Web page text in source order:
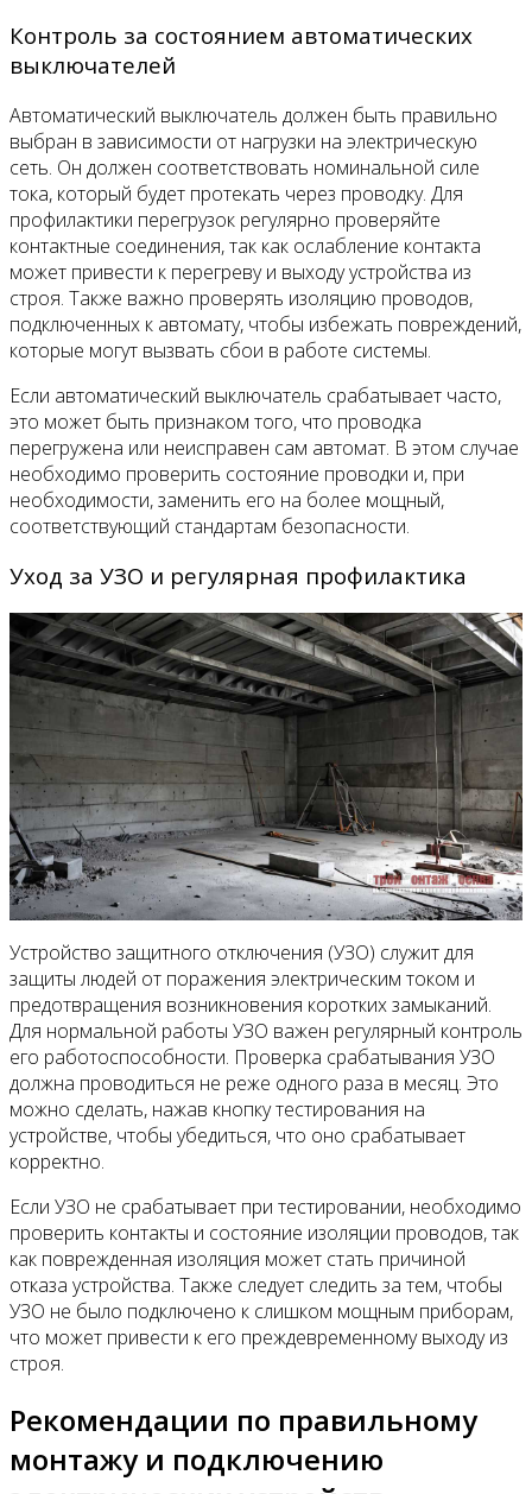
Контроль за состоянием автоматических
выключателей
Автоматический выключатель должен быть правильно
выбран в зависимости от нагрузки на электрическую
сеть. Он должен соответствовать номинальной силе
тока, который будет протекать через проводку. Для
профилактики перегрузок регулярно проверяйте
контактные соединения, так как ослабление контакта
может привести к перегреву и выходу устройства из
строя. Также важно проверять изоляцию проводов,
подключенных к автомату, чтобы избежать повреждений,
которые могут вызвать сбои в работе системы.
Если автоматический выключатель срабатывает часто,
это может быть признаком того, что проводка
перегружена или неисправен сам автомат. В этом случае
необходимо проверить состояние проводки и, при
необходимости, заменить его на более мощный,
соответствующий стандартам безопасности.
Уход за УЗО и регулярная профилактика
Устройство защитного отключения (УЗО) служит для
защиты людей от поражения электрическим током и
предотвращения возникновения коротких замыканий.
Для нормальной работы УЗО важен регулярный контроль
его работоспособности. Проверка срабатывания УЗО
должна проводиться не реже одного раза в месяц. Это
можно сделать, нажав кнопку тестирования на
устройстве, чтобы убедиться, что оно срабатывает
корректно.
Если УЗО не срабатывает при тестировании, необходимо
проверить контакты и состояние изоляции проводов, так
как поврежденная изоляция может стать причиной
отказа устройства. Также следует следить за тем, чтобы
УЗО не было подключено к слишком мощным приборам,
что может привести к его преждевременному выходу из
строя.
Рекомендации по правильному
монтажу и подключению